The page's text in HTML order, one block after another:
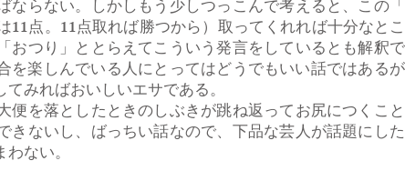
らない。しかしもう少しつっこんで考えると、この「
点。11点取れば勝つから）取ってくれれば十分なと
おつり」ととらえてこういう発言をしているとも解釈
楽しんでいる人にとってはどうでもいい話ではある
みればおいしいエサである。
を落としたときのしぶきが跳ね返ってお尻につくこ
きないし、ばっちい話なので、下品な芸人が話題にし
ない。